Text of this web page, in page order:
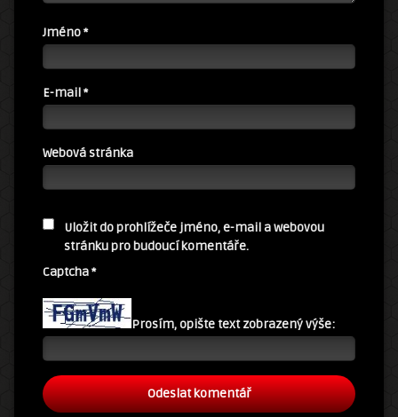
Jméno*
E-mail*
Webová stránka
Uložit do prohlížeče jméno, e-mail a webovou
stránku pro budoucí komentáře.
Captcha*
Prosím, opište text zobrazený výše: